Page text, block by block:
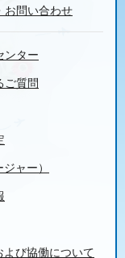
お問い合わせ
ンター
ご質問
ャー）
び協働について